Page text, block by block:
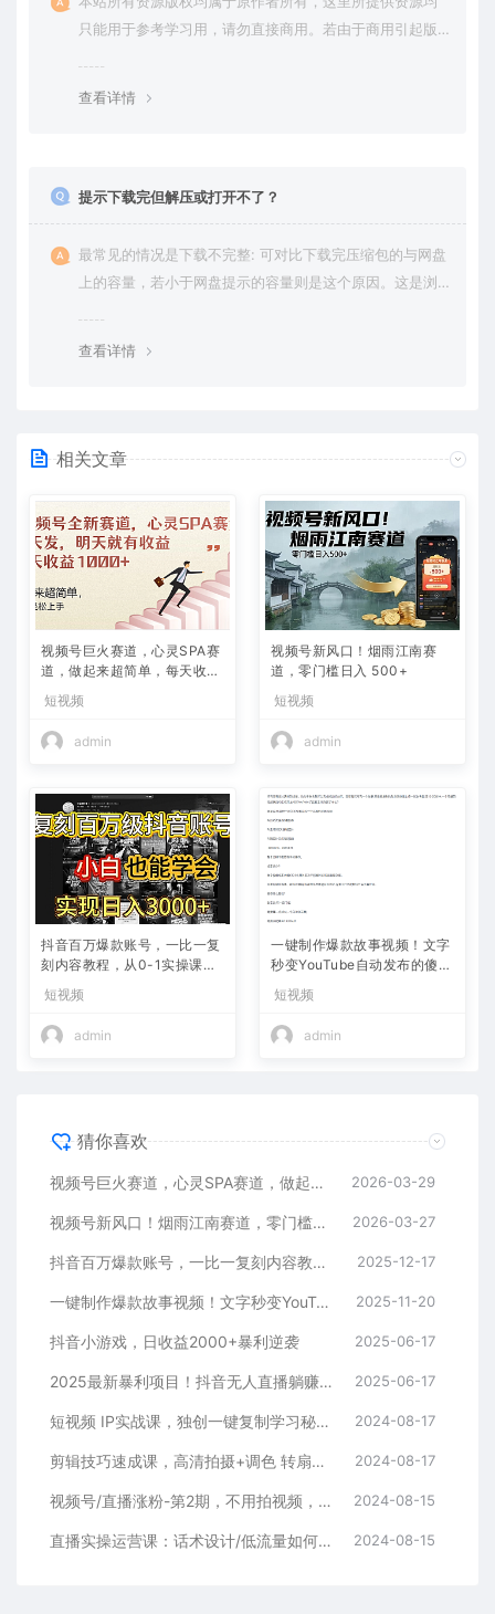
只能用于参考学习用，请勿直接商用。若由于商用引起版
查看详情
提示下载完但解压或打开不了？
最常见的情况是下载不完整: 可对比下载完压缩包的与网盘
上的容量，若小于网盘提示的容量则是这个原因。这是浏
查看详情
相关文章
视频号巨火赛道，心灵SPA赛
道，做起来超简单，每天收益
800+
短视频
admin
视频号新风口！烟雨江南赛
道，零门槛日入 500+
短视频
admin
抖音百万爆款账号，一比一复
刻内容教程，从0-1实操课，
入10w+
短视频
admin
一键制作爆款故事视频！文字
秒变YouTube自动发布的傻瓜
短视频
admin
猜你喜欢
视频号巨火赛道，心灵SPA赛道，做起来超简单，每天收益800+ 2026-03-29
视频号新风口！烟雨江南赛道，零门槛日入 500+ 2026-03-27
抖音百万爆款账号，一比一复刻内容教程，从0-1实操课，小白也能学会，复制爆款，月入10w+ 2025-12-17
一键制作爆款故事视频！文字秒变YouTube自动发布的傻瓜式教程 2025-11-20
抖音小游戏，日收益2000+暴利逆袭 2025-06-17
2025最新暴利项目！抖音无人直播躺赚攻略！抖音无人直播3.0玩法！0门槛… 2025-06-17
短视频 IP实战课，独创一键复制学习秘籍，转战新领域，月赚五万轻松行 2024-08-17
剪辑技巧速成课，高清拍摄+调色 转扇子，建筑-抠图精通，新手秒变剪辑专家 2024-08-17
视频号/直播涨粉-第2期，不用拍视频，不用卖货，在直播间做菜，就可以搞钱 2024-08-15
直播实操运营课：话术设计/低流量如何提升/话术框架/全场燃爆/非常干货 2024-08-15